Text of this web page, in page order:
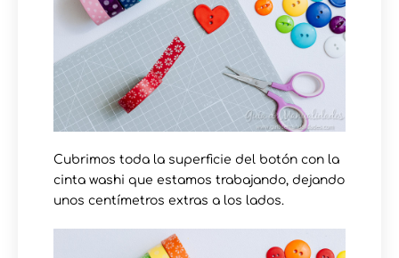
Cubrimos toda la superficie del botón con la
cinta washi que estamos trabajando, dejando
unos centímetros extras a los lados.